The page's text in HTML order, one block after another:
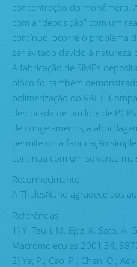
concentração do monômero.
com a “deposição” com um
contínuo, ocorre o problema
ser evitado devido à natureza
A fabricação de SiMPs
bloco foi também
polimerização do RAFT.
demorada de um lote de
de congelamento, a
permite uma fabricação
contínua com um solvente
Reconhecimento
A ThalesNano agradece aos
Referências
1) Y. Tsujii, M. Ejaz, K. Sato, A.
Macromolecules 2001,34,
2) Ye, P.; Cao, P.; Chen, Q.;